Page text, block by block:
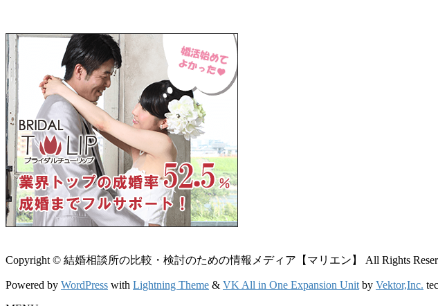
Copyright © 結婚相談所の比較・検討のための情報メディア【マリエン】 All Rights
Powered by WordPress with Lightning Theme & VK All in One Expansion Unitby Vektor,Inc.